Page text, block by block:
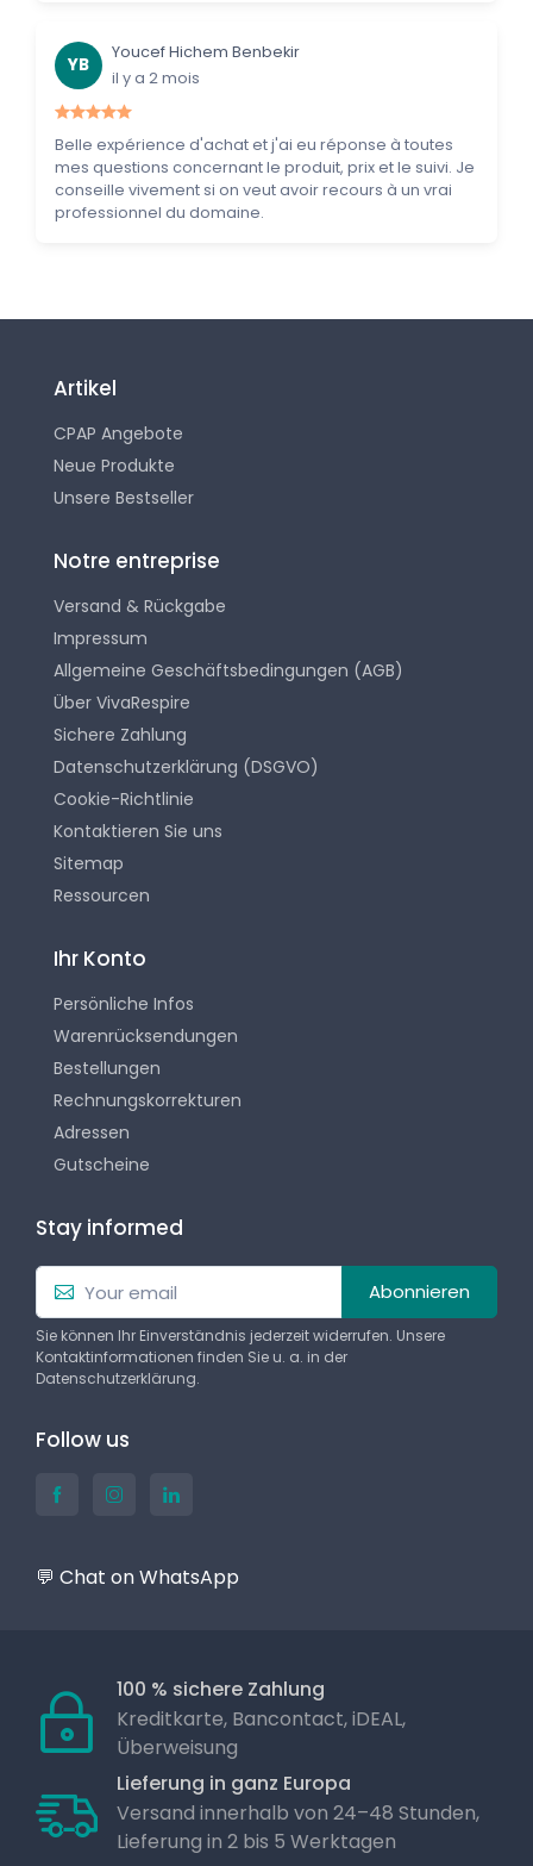
YB
Youcef Hichem Benbekir
il y a 2 mois
Belle expérience d'achat et j'ai eu réponse à toutes
mes questions concernant le produit, prix et le suivi. Je
conseille vivement si on veut avoir recours à un vrai
professionnel du domaine.
Artikel
CPAP Angebote
Neue Produkte
Unsere Bestseller
Notre entreprise
Versand & Rückgabe
Impressum
Allgemeine Geschäftsbedingungen (AGB)
Über VivaRespire
Sichere Zahlung
Datenschutzerklärung (DSGVO)
Cookie-Richtlinie
Kontaktieren Sie uns
Sitemap
Ressourcen
Ihr Konto
Persönliche Infos
Warenrücksendungen
Bestellungen
Rechnungskorrekturen
Adressen
Gutscheine
Stay informed
Abonnieren
Sie können Ihr Einverständnis jederzeit widerrufen. Unsere
Kontaktinformationen finden Sie u. a. in der
Datenschutzerklärung.
Follow us
💬 Chat on WhatsApp
100 % sichere Zahlung
Kreditkarte, Bancontact, iDEAL,
Überweisung
Lieferung in ganz Europa
Versand innerhalb von 24–48 Stunden,
Lieferung in 2 bis 5 Werktagen